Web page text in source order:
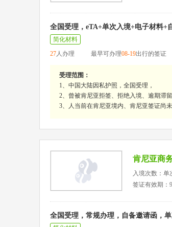
全国受理，eTA+单次入境+电子材料+
简化材料
27人办理 最早可办理08-19出行的签证
受理范围：
1、中国大陆因私护照，全国受理，
2、曾被肯尼亚拒签、拒绝入境、逾期滞
3、人当前在肯尼亚境内、肯尼亚签证尚
肯尼亚商
入境次数：单
签证有效期：
全国受理，常规办理，自备邀请函，